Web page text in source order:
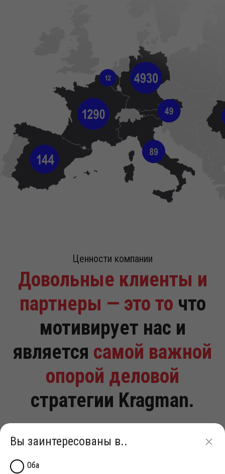
Ценности компании
Довольные клиенты и
партнеры — это то что
мотивирует нас и
является самой важной
опорой деловой
стратегии Kragman.
Вы заинтересованы в..
Оба